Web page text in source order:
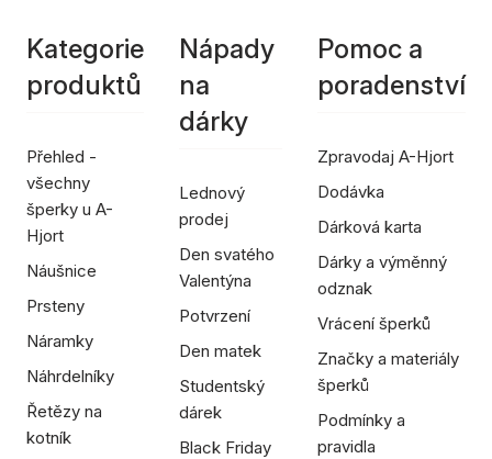
Kategorie
produktů
Přehled -
všechny
šperky u A-
Hjort
Náušnice
Prsteny
Náramky
Náhrdelníky
Řetězy na
kotník
Nápady
na
dárky
Lednový
prodej
Den svatého
Valentýna
Potvrzení
Den matek
Studentský
dárek
Black Friday
Pomoc a
poradenství
Zpravodaj A-Hjort
Dodávka
Dárková karta
Dárky a výměnný
odznak
Vrácení šperků
Značky a materiály
šperků
Podmínky a
pravidla